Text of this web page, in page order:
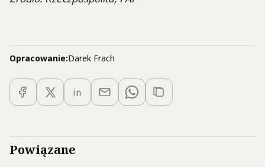
Opracowanie:Darek Frach
Powiązane